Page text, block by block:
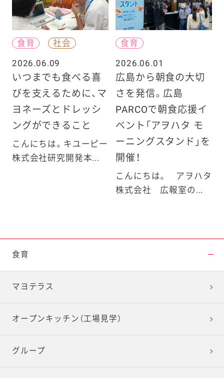
食育
社会
2026.06.09
いつまでも食べる喜
びを支えるために、マ
ヨネーズとドレッシ
ングができること
こんにちは。キユーピー
株式会社研究開発本...
食育
2026.06.01
広島から朝食の大切
さを発信。広島
PARCOで朝食応援イ
ベント「アヲハタ モ
ーニングスタンド」を
開催！
こんにちは。 アヲハタ
株式会社 広報室の...
食育
マヨテラス
オープンキッチン（工場見学）
グループ